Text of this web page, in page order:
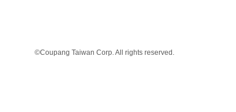
©Coupang Taiwan Corp. All rights reserved.